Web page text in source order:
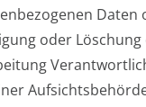
oder